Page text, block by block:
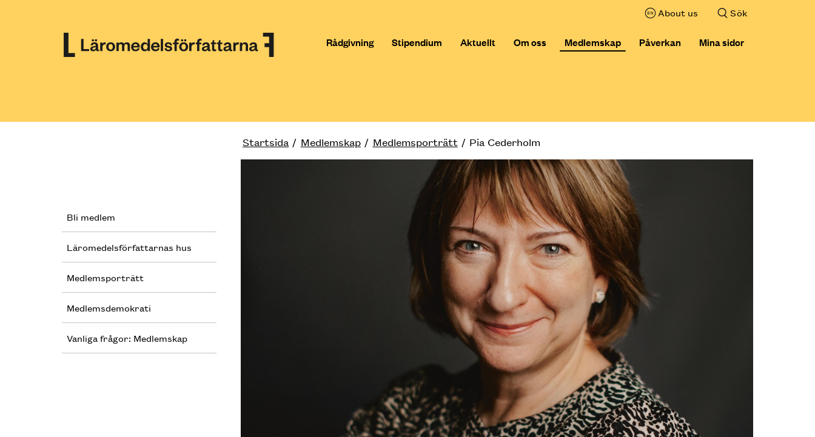
About us Sök
Rådgivning Stipendium Aktuellt Om oss Medlemskap Påverkan Mina sidor
Bli medlem
Läromedelsförfattarnas hus
Medlemsporträtt
Medlemsdemokrati
Vanliga frågor: Medlemskap
Startsida Medlemskap Medlemsporträtt Pia Cederholm